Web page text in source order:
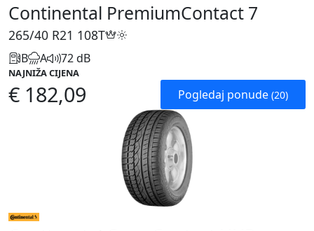
Continental PremiumContact 7
265/40 R21 108T
B A 72 dB
NAJNIŽA CIJENA
€ 182,09 Pogledaj ponude (20)